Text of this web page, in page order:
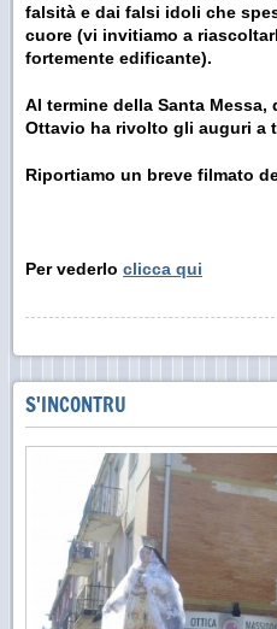
falsità e dai falsi idoli che
cuore (vi invitiamo a
fortemente edificante).
Al termine della Santa
Ottavio ha rivolto gli auguri a
Riportiamo un breve filmato
Per vederlo clicca qui
S'INCONTRU